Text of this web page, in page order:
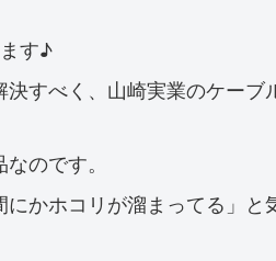
す♪
すべく、山崎実業のケーブ
のです。
かホコリが溜まってる」と